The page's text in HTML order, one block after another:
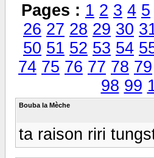
Pages : 1 2 3 4 5
26 27 28 29 30
50 51 52 53 54
74 75 76 77 78 79
98 99
Bouba la Mèche
ta raison riri